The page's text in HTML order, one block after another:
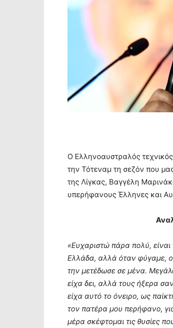
Ο Ελληνοαυστραλός
την Τότεναμ τη σεζόν που
της Λίγκας, Βαγγέλη
υπερήφανους Έλληνες και
«Ευχαριστώ πάρα πολύ,
Ελλάδα, αλλά όταν φύγαμε,
την μετέδωσε σε μένα.
είχα δει, αλλά τους ήξερα
είχα αυτό το όνειρο, ως
τον πατέρα μου περήφανο,
μέρα σκέφτομαι τις θυσίες